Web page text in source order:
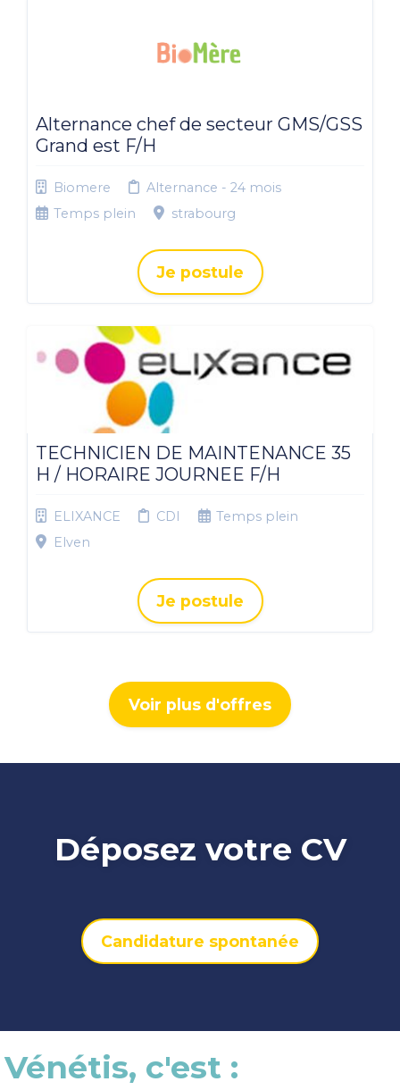
Alternance chef de secteur GMS/GSS
Grand est F/H
Biomere
Alternance - 24 mois
Temps plein
strabourg
Je postule
TECHNICIEN DE MAINTENANCE 35
H / HORAIRE JOURNEE F/H
ELIXANCE CDI
Temps plein
Elven
Je postule
Voir plus d'offres
Déposez votre CV
Candidature spontanée
Vénétis, c'est :